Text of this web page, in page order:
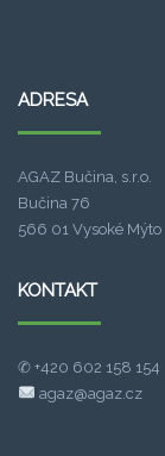
spade138
fa chai slot
ADRESA
AGAZ Bučina, s.r.o.
Bučina 76
566 01 Vysoké Mýto
KONTAKT
✆ +420 602 158 154
agaz@agaz.cz